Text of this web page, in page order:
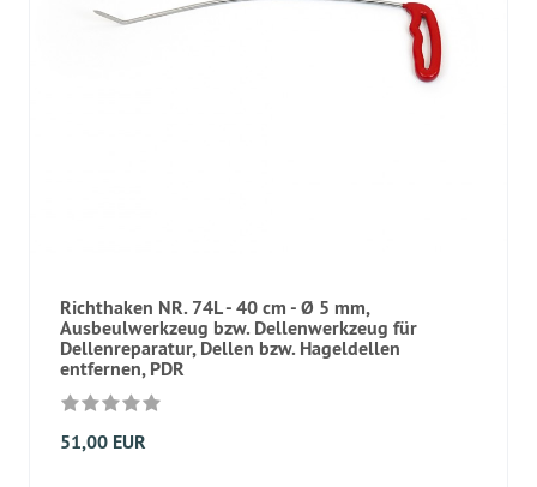
Richthaken NR. 74L - 40 cm - Ø 5 mm,
Ausbeulwerkzeug bzw. Dellenwerkzeug für
Dellenreparatur, Dellen bzw. Hageldellen
entfernen, PDR
51,00 EUR